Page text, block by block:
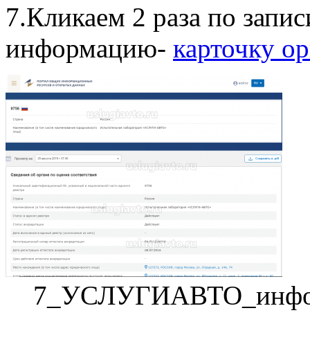
7.Кликаем 2 раза по
информацию- карточку